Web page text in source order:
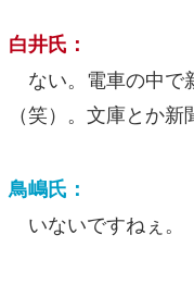
白井氏：
ない。電車の中で
（笑）。文庫とか
鳥嶋氏：
いないですねぇ。